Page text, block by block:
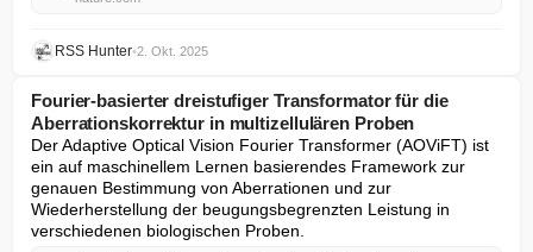
RSS Hunter•2. Okt. 2025
Fourier-basierter dreistufiger Transformator für die
Aberrationskorrektur in multizellulären Proben
Der Adaptive Optical Vision Fourier Transformer (AOViFT) ist
ein auf maschinellem Lernen basierendes Framework zur
genauen Bestimmung von Aberrationen und zur
Wiederherstellung der beugungsbegrenzten Leistung in
verschiedenen biologischen Proben.